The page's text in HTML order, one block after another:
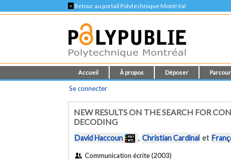
< Retour au portail Polytechnique Montréal
Accueil À propos Déposer
Se connecter
NEW RESULTS ON THE SEARCH FOR
DECODING
David Haccoun , Christian Cardinal et
Communication écrite (2003)